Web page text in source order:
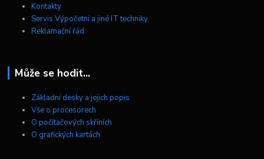
Kontakty
Servis Výpočetní a jiné IT techniky
Reklamační řád
Může se hodit...
Základní desky a jejich popis
Vše o procesorech
O počítačových skříních
O grafických kartách